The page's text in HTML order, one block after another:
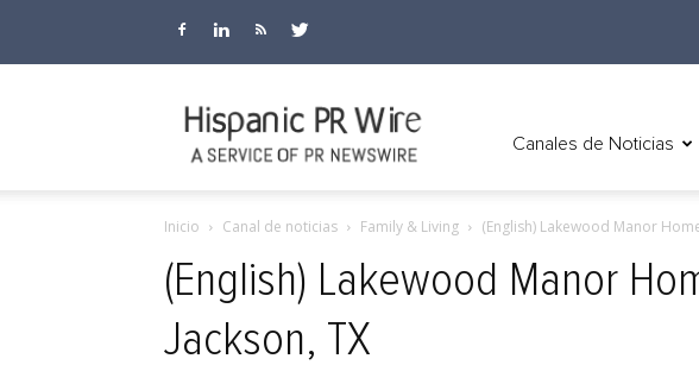
Canales de Noticias
Inicio Canal de noticias Family & Living (English) Lakewood Manor
(English) Lakewood Manor
Jackson, TX